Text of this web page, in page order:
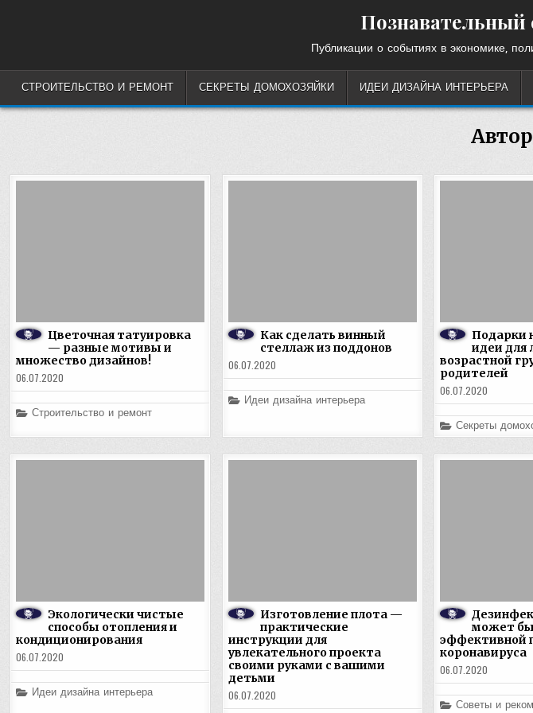
Познавательный
Публикации о событиях в экономике,
СТРОИТЕЛЬСТВО И РЕМОНТ СЕКРЕТЫ ДОМОХОЗЯЙКИ ИДЕИ ДИЗАЙНА ИНТЕРЬЕРА
Цветочная татуировка
— разные мотивы и
множество дизайнов!
06.07.2020
Posted
Строительство и ремонт
Как сделать винный
стеллаж из поддонов
06.07.2020
Posted
in
Идеи дизайна интерьера
Подарки
идеи для
возрастной
родителей
06.07.2020
Posted
in
Секреты
Экологически чистые
способы отопления и
кондиционирования
06.07.2020
Posted
in
Идеи дизайна интерьера
Изготовление плота —
практические
инструкции для
увлекательного проекта
своими руками с вашими
детьми
06.07.2020
может
эффективной
коронавируса
06.07.2020
Posted
Советы и